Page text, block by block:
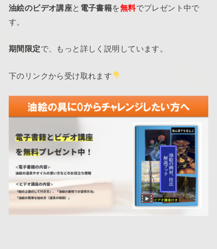
油絵のビデオ講座と 電子書籍を無料でプレゼント中で
す。
期間限定で、もっと詳しく説明しています。
下のリンクから受け取れます